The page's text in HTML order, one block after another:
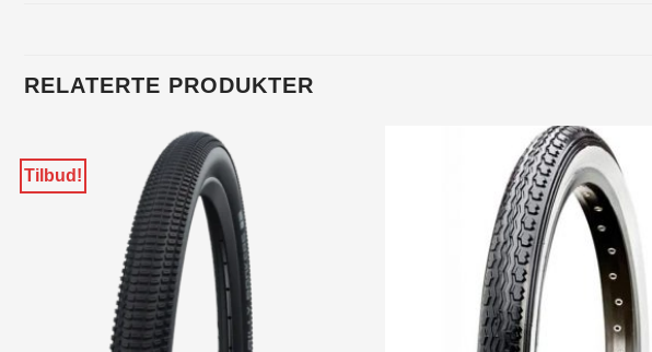
RELATERTE PRODUKTER
Tilbud!